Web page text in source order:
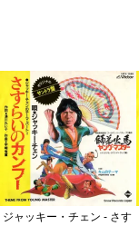
ジャッキー・チェン - さす